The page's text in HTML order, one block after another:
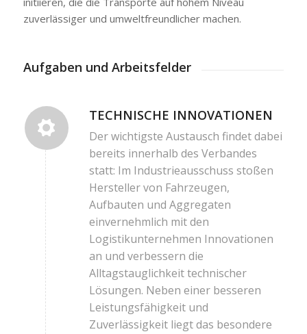
zuverlässiger und umweltfreundlicher machen.
Aufgaben und Arbeitsfelder
TECHNISCHE INNOVATIONEN
Der wichtigste Austausch findet dabei
bereits innerhalb des Verbandes
statt: Im Industrieausschuss stoßen
Hersteller von Fahrzeugen,
Aufbauten und Aggregaten
einvernehmlich mit den
Logistikunternehmen Innovationen
an und verbessern die
Alltagstauglichkeit technischer
Lösungen. Neben einer besseren
Leistungsfähigkeit und
Zuverlässigkeit liegt das besondere